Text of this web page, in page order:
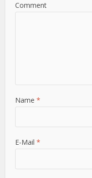
Comment
Name*
E-Mail*